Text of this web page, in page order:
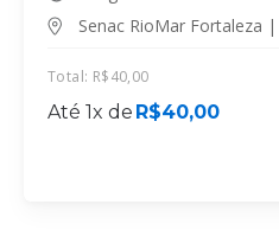
Senac RioMar Fortaleza
Total: R$40,00
Até 1x de R$40,00